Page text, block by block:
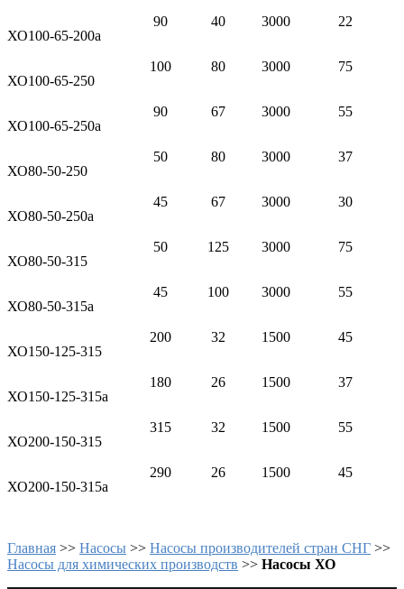
ХО100-65-200а
90 40 3000 22
ХО100-65-250
100 80 3000 75
ХО100-65-250а
90 67 3000 55
ХО80-50-250
50 80 3000 37
ХО80-50-250а
45 67 3000 30
ХО80-50-315
50 125 3000 75
ХО80-50-315а
45 100 3000 55
ХО150-125-315
200 32 1500 45
ХО150-125-315а
180 26 1500 37
ХО200-150-315
315 32 1500 55
ХО200-150-315а
290 26 1500 45
Главная >> Насосы >> Насосы производителей стран СНГ >>
Насосы для химических производств >> Насосы ХО